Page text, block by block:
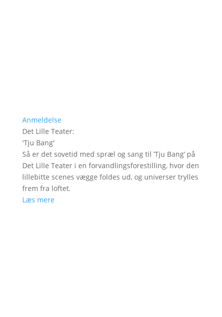
Anmeldelse
Det Lille Teater:
'Tju Bang'
Så er det sovetid med spræl og sang til ’Tju Bang’ på
Det Lille Teater i en forvandlingsforestilling, hvor den
lillebitte scenes vægge foldes ud, og universer trylles
frem fra loftet.
Læs mere